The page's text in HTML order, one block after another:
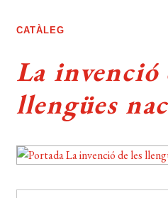
CATÀLEG
La invenció
llengües